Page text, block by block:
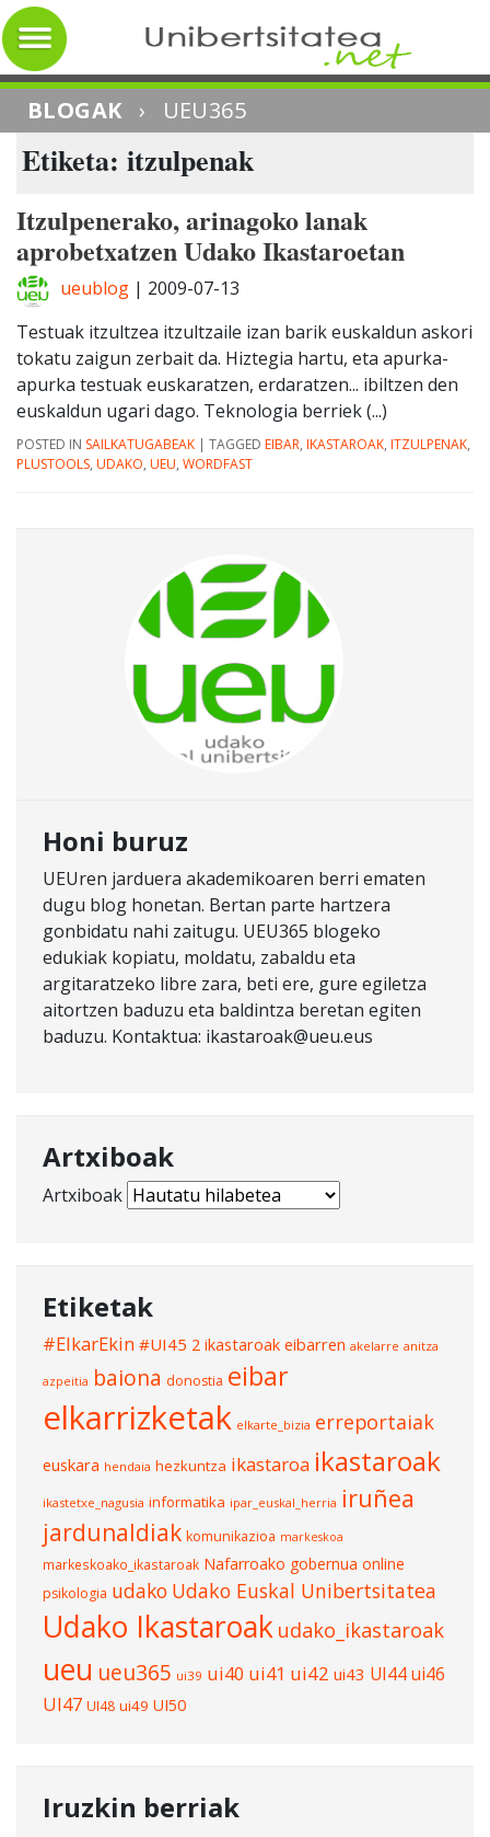
BLOGAK › UEU365
Etiketa: itzulpenak
Itzulpenerako, arinagoko lanak
aprobetxatzen Udako Ikastaroetan
ueublog | 2009-07-13
Testuak itzultzea itzultzaile izan barik euskaldun askori
tokatu zaigun zerbait da. Hiztegia hartu, eta apurka-
apurka testuak euskaratzen, erdaratzen... ibiltzen den
euskaldun ugari dago. Teknologia berriek (...)
POSTED IN SAILKATUGABEAK | TAGGED EIBAR, IKASTAROAK, ITZULPENAK,
PLUSTOOLS, UDAKO, UEU, WORDFAST
Honi buruz
UEUren jarduera akademikoaren berri ematen
dugu blog honetan. Bertan parte hartzera
gonbidatu nahi zaitugu. UEU365 blogeko
edukiak kopiatu, moldatu, zabaldu eta
argitaratzeko libre zara, beti ere, gure egiletza
aitortzen baduzu eta baldintza beretan egiten
baduzu. Kontaktua: ikastaroak@ueu.eus
Artxiboak
Artxiboak
Etiketak
#ElkarEkin #UI45 2 ikastaroak eibarren akelarre anitza
azpeitia baiona donostia eibar
elkarrizketak elkarte_bizia erreportaiak
euskara hendaia hezkuntza ikastaroa ikastaroak
ikastetxe_nagusia informatika ipar_euskal_herria iruñea
jardunaldiak komunikazioa markeskoa
markeskoako_ikastaroak Nafarroako gobernua online
psikologia udako Udako Euskal Unibertsitatea
Udako Ikastaroak udako_ikastaroak
ueu ueu365 ui39 ui40 ui41 ui42 ui43 UI44ui46
UI47 UI48 ui49 UI50
Iruzkin berriak